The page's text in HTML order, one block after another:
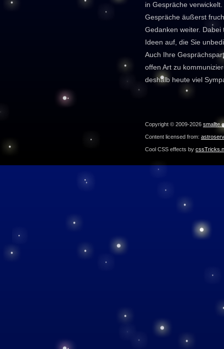
in Gespräche
Gespräche äußerst
Gedanken weiter.
Ideen auf, die Sie
Auch Ihre
offen Art zu
deshalb heute viel
Copyright © 2009-2026
Content licensed from:
Cool CSS effects by